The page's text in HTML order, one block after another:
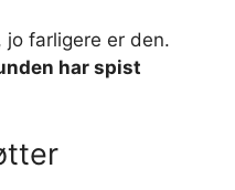
jo farligere er den.
har spist